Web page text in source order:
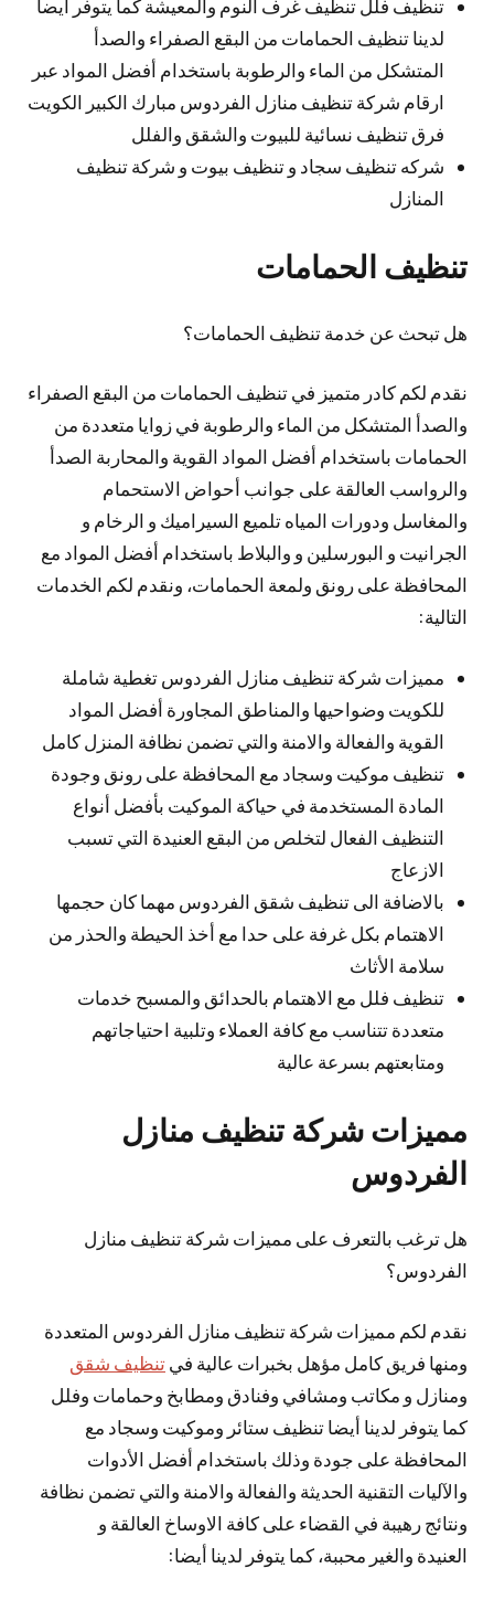
تنظيف فلل تنظيف غرف النوم والمعيشة كما يتوفر أيضا
لدينا تنظيف الحمامات من البقع الصفراء والصدأ
المتشكل من الماء والرطوبة باستخدام أفضل المواد عبر
ارقام شركة تنظيف منازل الفردوس مبارك الكبير الكويت
فرق تنظيف نسائية للبيوت والشقق والفلل
شركه تنظيف سجاد و تنظيف بيوت و شركة تنظيف
المنازل
تنظيف الحمامات
هل تبحث عن خدمة تنظيف الحمامات؟
نقدم لكم كادر متميز في تنظيف الحمامات من البقع الصفراء
والصدأ المتشكل من الماء والرطوبة في زوايا متعددة من
الحمامات باستخدام أفضل المواد القوية والمحاربة الصدأ
والرواسب العالقة على جوانب أحواض الاستحمام
والمغاسل ودورات المياه تلميع السيراميك و الرخام و
الجرانيت و البورسلين و والبلاط باستخدام أفضل المواد مع
المحافظة على رونق ولمعة الحمامات، ونقدم لكم الخدمات
التالية:
مميزات شركة تنظيف منازل الفردوس تغطية شاملة
للكويت وضواحيها والمناطق المجاورة أفضل المواد
القوية والفعالة والامنة والتي تضمن نظافة المنزل كامل
تنظيف موكيت وسجاد مع المحافظة على رونق وجودة
المادة المستخدمة في حياكة الموكيت بأفضل أنواع
التنظيف الفعال لتخلص من البقع العنيدة التي تسبب
الازعاج
بالاضافة الى تنظيف شقق الفردوس مهما كان حجمها
الاهتمام بكل غرفة على حدا مع أخذ الحيطة والحذر من
سلامة الأثاث
تنظيف فلل مع الاهتمام بالحدائق والمسبح خدمات
متعددة تتناسب مع كافة العملاء وتلبية احتياجاتهم
ومتابعتهم بسرعة عالية
مميزات شركة تنظيف منازل
الفردوس
هل ترغب بالتعرف على مميزات شركة تنظيف منازل
الفردوس؟
نقدم لكم مميزات شركة تنظيف منازل الفردوس المتعددة
ومنها فريق كامل مؤهل بخبرات عالية في تنظيف شقق
ومنازل و مكاتب ومشافي وفنادق ومطابخ وحمامات وفلل
كما يتوفر لدينا أيضا تنظيف ستائر وموكيت وسجاد مع
المحافظة على جودة وذلك باستخدام أفضل الأدوات
والآليات التقنية الحديثة والفعالة والامنة والتي تضمن نظافة
ونتائج رهيبة في القضاء على كافة الاوساخ العالقة و
العنيدة والغير محببة، كما يتوفر لدينا أيضا: